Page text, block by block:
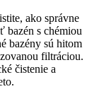
ako správne
s chémiou
bazény sú hitom
filtráciou.
čistenie a